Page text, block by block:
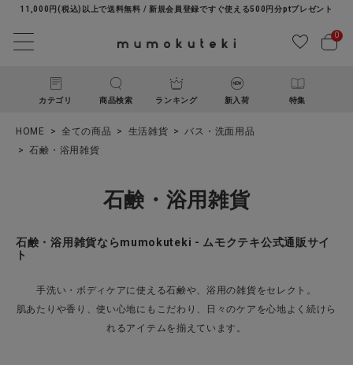
11,000円(税込)以上で送料無料 / 新規会員登録ですぐ使える500円分ptプレゼント
0
カテゴリ 商品検索 ランキング 新入荷 特集
ACCOUNT MENU
新規会員登録
HOME 全ての商品 生活雑貨
バス・洗面用品
石鹸・浴用雑貨
石鹸・浴用雑貨
石鹸・浴用雑貨ならmumokuteki - ムモクテキ公式通販サイ
ト
手洗い・ボディケアに使える石鹸や、浴用の雑貨をセレクト。
肌あたりや香り、使い心地にもこだわり、日々のケアを心地よく続けら
れるアイテムを揃えています。